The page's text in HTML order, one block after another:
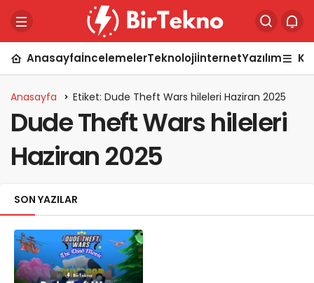
AnasayfaİncelemelerTeknolojiİnternetYazılım
Anasayfa Etiket: Dude Theft Wars hileleri Haziran 2025
Dude Theft Wars hileleri
Haziran 2025
SON YAZILAR